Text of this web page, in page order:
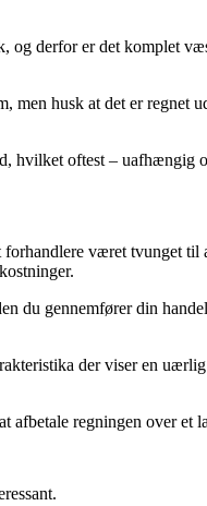
og derfor er det komplet
husk at det er regnet
hvilket oftest – uafhængig
været tvunget til
du gennemfører din
der viser en
afbetale regningen over et